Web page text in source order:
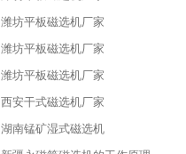
潍坊平板磁选机厂家
潍坊平板磁选机厂家
潍坊平板磁选机厂家
西安干式磁选机厂家
湖南锰矿湿式磁选机